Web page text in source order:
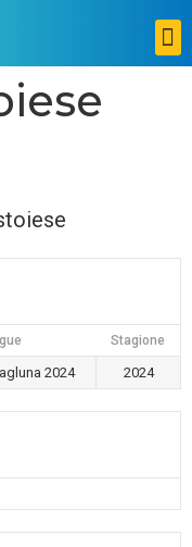
Stagione
2024 2024